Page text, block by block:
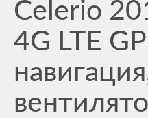
Celerio
4G LTE